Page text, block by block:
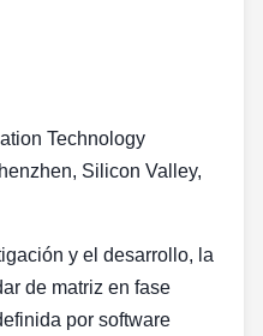
Technology
Silicon Valley,
y el desarrollo, la
de matriz en fase
por software